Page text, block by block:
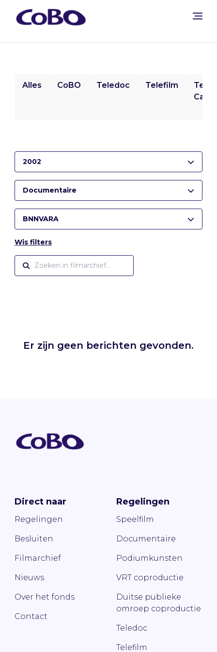
Alles CoBO Teledoc Telefilm
2002
Documentaire
BNNVARA
Wis filters
Er zijn geen berichten gevonden.
Direct naar
Regelingen
Besluiten
Filmarchief
Nieuws
Over het fonds
Contact
Regelingen
Speelfilm
Documentaire
Podiumkunsten
VRT coproductie
Duitse publieke
omroep coproductie
Teledoc
Telefilm